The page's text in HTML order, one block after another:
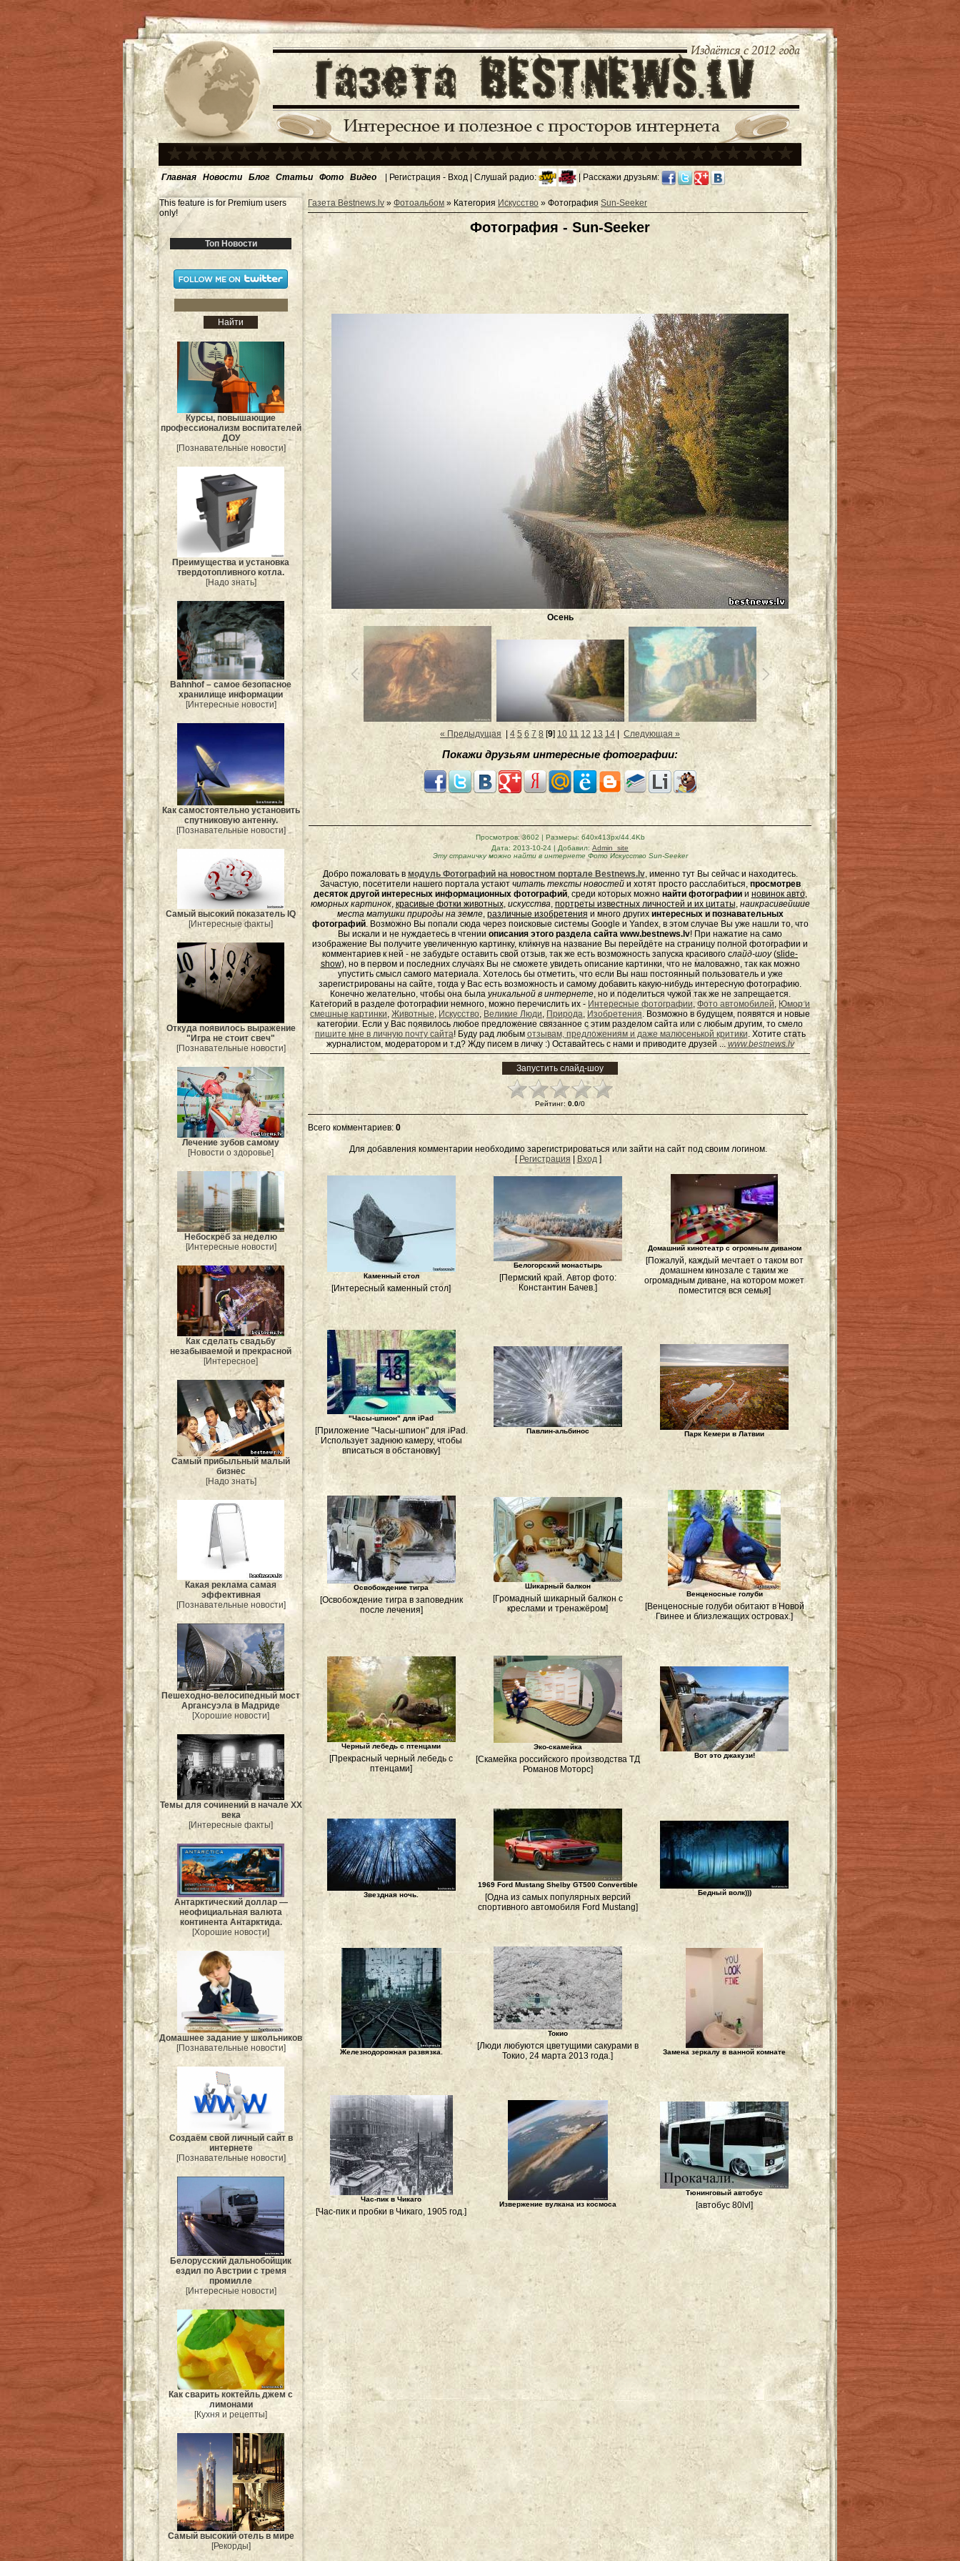
Главная Новости Блог Статьи Фото Видео | Регистрация - Вход | Слушай радио: | Расскажи друзьям:
This feature is for Premium users
only!
Топ Новости
Курсы, повышающие
профессионализм воспитателей
ДОУ
[Познавательные новости]
Преимущества и установка
твердотопливного котла.
[Надо знать]
Bahnhof – самое безопасное
хранилище информации
[Интересные новости]
Как самостоятельно установить
спутниковую антенну.
[Познавательные новости]
Самый высокий показатель IQ
[Интересные факты]
Откуда появилось выражение
"Игра не стоит свеч"
[Познавательные новости]
Лечение зубов самому
[Новости о здоровье]
Небоскрёб за неделю
[Интересные новости]
Как сделать свадьбу
незабываемой и прекрасной
[Интересное]
Самый прибыльный малый
бизнес
[Надо знать]
Какая реклама самая
эффективная
[Познавательные новости]
Пешеходно-велосипедный мост
Аргансуэла в Мадриде
[Хорошие новости]
Темы для сочинений в начале XX
века
[Интересные факты]
Антарктический доллар —
неофициальная валюта
континента Антарктида.
[Хорошие новости]
Домашнее задание у школьников
[Познавательные новости]
Создаём свой личный сайт в
интернете
[Познавательные новости]
Белорусский дальнобойщик
ездил по Австрии с тремя
промилле
[Интересные новости]
Как сварить коктейль джем с
лимонами
[Кухня и рецепты]
Самый высокий отель в мире
[Рекорды]
Газета Bestnews.lv» Фотоальбом » Категория Искусство » Фотография Sun-Seeker
Фотография - Sun-Seeker
Осень
« Предыдущая 4 5 6 7 8 [9] 10 11 12 13 14 Следующая »
Покажи друзьям интересные фотографии:
Просмотров: 3602 | Размеры: 640x413px/44.4Kb
Дата: 2013-10-24 | Добавил: Admin_site
Эту страничку можно найти в интернете Фото Искусство Sun-Seeker
Добро пожаловать в модуль Фотографий на новостном портале Bestnews.lv, именно тут Вы сейчас и находитесь.
Зачастую, посетители нашего портала устают читать тексты новостейи хотят просто расслабиться,просмотрев
десяток другой интересных информационных фотографий, среди которых можно найти фотографиии новинок авто,
юморныхкартинок, красивые фотки животных, искусства, портреты известных личностей и их цитаты,наикрасивейшие
места матушки природы на земле, различные изобретения и много других интересных и познавательных
фотографий. Возможно Вы попали сюда через поисковые системы Google и Yandex, в этом случае Вы уже нашли то, что
Вы искали и не нуждаетесь в чтении описания этого раздела сайта www.bestnews.lv! При нажатие на само
изображение Вы получите увеличенную картинку, кликнув на название Вы перейдёте на страницу полной фотографии и
комментариев к ней - не забудьте оставить свой отзыв, так же есть возможность запуска красивого слайд-шоу(slide-
show), но в первом и последних случаях Вы не сможете увидеть описание картинки, что не маловажно, так как можно
упустить смысл самого материала. Хотелось бы отметить, что если Вы наш постоянный пользователь и уже
зарегистрированы на сайте, тогда у Вас есть возможность и самому добавить какую-нибудь интересную фотографию.
Конечно желательно, чтобы она была уникальной в интернете, но и поделиться чужой так же не запрещается.
Категорий в разделе фотографии немного, можно перечислить их - Интересные фотографии,Фото автомобилей, Юмор и
смешные картинки, Животные, Искусство, Великие Люди, Природа, Изобретения. Возможно в будущем, появятся и новые
категории. Если у Вас появилось любое предложение связанное с этим разделом сайта или с любым другим, то смело
пишите мне в личную почту сайта! Буду рад любым отзывам, предложениям и даже малюсенькой критики. Хотите стать
журналистом, модератором и т.д? Жду писем в личку:) Оставайтесь с нами и приводите друзей ... www.bestnews.lv
Рейтинг: 0.0/0
Всего комментариев: 0
Для добавления комментарии необходимо зарегистрироваться или зайти на сайт под своим логином.
[ Регистрация Вход]
Каменный стол
[Интересный каменный стол]
Белогорский монастырь
[Пермский край. Автор фото:
Константин Бачев.]
Домашний кинотеатр с огромным диваном
[Пожалуй, каждый мечтает о таком вот
домашнем кинозале с таким же
огромадным диване, на котором может
поместится вся семья]
"Часы-шпион" для iPad
[Приложение "Часы-шпион" для iPad.
Использует заднюю камеру, чтобы
вписаться в обстановку]
Павлин-альбинос Парк Кемери в Латвии
Освобождение тигра
[Освобождение тигра в заповедник
после лечения]
Шикарный балкон
[Громадный шикарный балкон с
креслами и тренажёром]
Венценосные голуби
[Венценосные голуби обитают в Новой
Гвинее и близлежащих островах.]
Черный лебедь с птенцами
[Прекрасный черный лебедь с
птенцами]
Эко-скамейка
[Скамейка российского производства ТД
Романов Моторс]
Вот это джакузи!
Звездная ночь.
1969 Ford Mustang Shelby GT500 Convertible
[Одна из самых популярных версий
спортивного автомобиля Ford Mustang]
Бедный волк)))
Железнодорожная развязка.
Токио
[Люди любуются цветущими сакурами в
Токио, 24 марта 2013 года.]
Замена зеркалу в ванной комнате
Час-пик в Чикаго
[Час-пик и пробки в Чикаго, 1905 год.]
Извержение вулкана из космоса
Тюнинговый автобус
[автобус 80lvl]